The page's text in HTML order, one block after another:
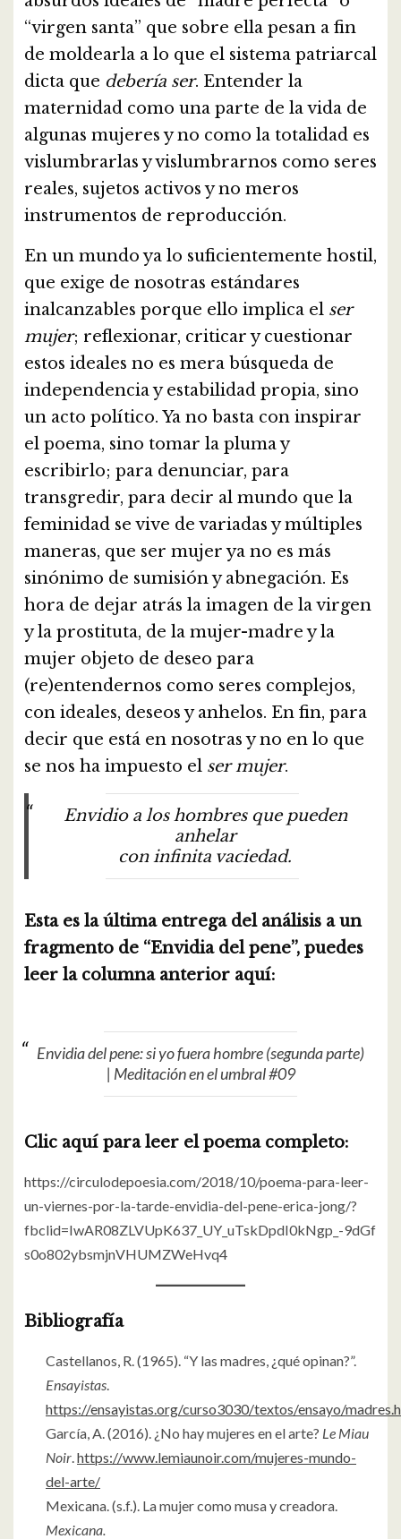
“virgen santa” que sobre ella pesan a fin
de moldearla a lo que el sistema patriarcal
dicta que debería ser. Entender la
maternidad como una parte de la vida de
algunas mujeres y no como la totalidad es
vislumbrarlas y vislumbrarnos como seres
reales, sujetos activos y no meros
instrumentos de reproducción.
En un mundo ya lo suficientemente hostil,
que exige de nosotras estándares
inalcanzables porque ello implica el ser
mujer; reflexionar, criticar y cuestionar
estos ideales no es mera búsqueda de
independencia y estabilidad propia, sino
un acto político. Ya no basta con inspirar
el poema, sino tomar la pluma y
escribirlo; para denunciar, para
transgredir, para decir al mundo que la
feminidad se vive de variadas y múltiples
maneras, que ser mujer ya no es más
sinónimo de sumisión y abnegación. Es
hora de dejar atrás la imagen de la virgen
y la prostituta, de la mujer-madre y la
mujer objeto de deseo para
(re)entendernos como seres complejos,
con ideales, deseos y anhelos. En fin, para
decir que está en nosotras y no en lo que
se nos ha impuesto el ser mujer.
Envidio a los hombres que pueden
anhelar
con infinita vaciedad.
Esta es la última entrega del análisis a un
fragmento de “Envidia del pene”, puedes
leer la columna anterior aquí:
Envidia del pene: si yo fuera hombre (segunda parte)
| Meditación en el umbral #09
Clic aquí para leer el poema completo:
https://circulodepoesia.com/2018/10/poema-para-leer-
un-viernes-por-la-tarde-envidia-del-pene-erica-jong/?
fbclid=IwAR08ZLVUpK637_UY_uTskDpdI0kNgp_-9dGf
s0o802ybsmjnVHUMZWeHvq4
Bibliografía
Castellanos, R. (1965). “Y las madres, ¿qué opinan?”.
Ensayistas.
https://ensayistas.org/curso3030/textos/ensayo/
García, A. (2016). ¿No hay mujeres en el arte? Le Miau
Noir.https://www.lemiaunoir.com/mujeres-mundo-
del-arte/
Mexicana. (s.f.). La mujer como musa y creadora.
Mexicana.